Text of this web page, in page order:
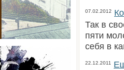
07.02.2012
Так в
пяти
себя в
22.12.2011